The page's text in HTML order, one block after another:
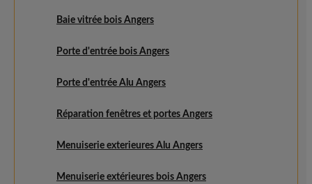
Baie vitrée bois Angers
Porte d'entrée bois Angers
Porte d'entrée Alu Angers
Réparation fenêtres et portes Angers
Menuiserie exterieures Alu Angers
Menuiserie extérieures bois Angers